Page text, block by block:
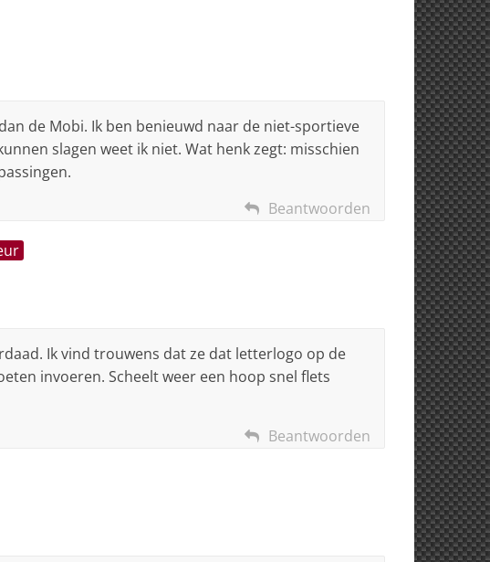
de Mobi. Ik ben benieuwd naar de niet-sportieve
slagen weet ik niet. Wat henk zegt: misschien
Beantwoorden
Ik vind trouwens dat ze dat letterlogo op de
invoeren. Scheelt weer een hoop snel flets
Beantwoorden